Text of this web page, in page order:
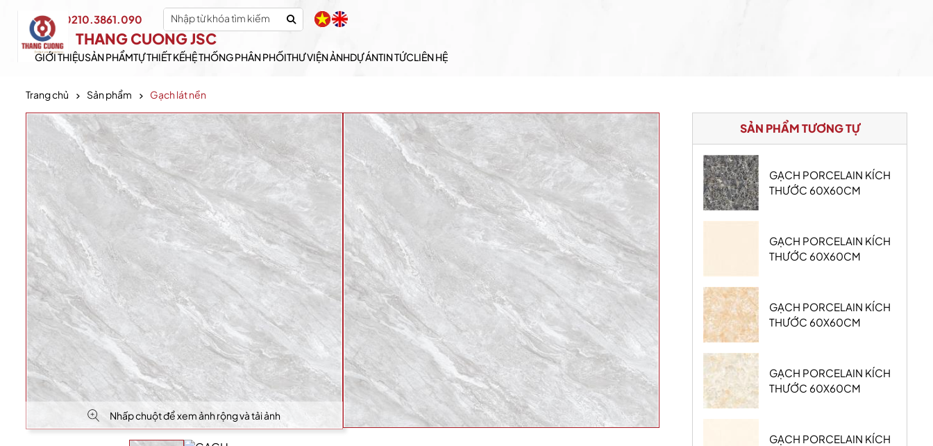
THANG CUONG JSC
Hotline: 0210.3861.090
GIỚI THIỆUSẢN PHẨMTỰ THIẾT KẾHỆ THỐNG PHÂN PHỐITHƯ VIỆN ẢNHDỰ ÁNTIN TỨCLIÊN HỆ
Trang chủ Sản phẩm Gạch lát nền
Nhấp chuột để xem ảnh rộng và tải ảnh
SẢN PHẨM TƯƠNG TỰ
GẠCH PORCELAIN KÍCH
THƯỚC 60X60CM
GẠCH PORCELAIN KÍCH
THƯỚC 60X60CM
GẠCH PORCELAIN KÍCH
THƯỚC 60X60CM
GẠCH PORCELAIN KÍCH
THƯỚC 60X60CM
GẠCH PORCELAIN KÍCH